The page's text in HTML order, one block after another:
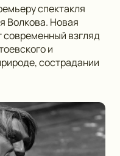
спектакля
Волкова. Новая
современный взгляд
и
сострадании